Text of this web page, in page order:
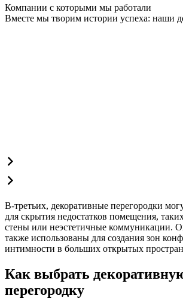
Компании с которыми мы работали
Вместе мы творим истории успеха: наши
В-третьих, декоративные перегородки
для скрытия недостатков помещения,
стены или неэстетичные коммуникации.
также использованы для создания зон
интимности в больших открытых
Как выбрать
перегородку